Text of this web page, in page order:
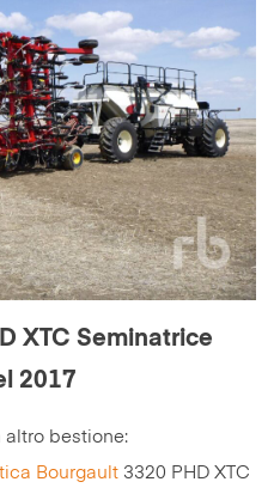
XTC Seminatrice
2017
bestione:
Bourgault 3320 PHD XTC